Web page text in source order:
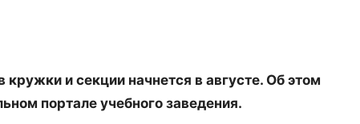
и секции начнется в августе. Об этом
портале учебного заведения.